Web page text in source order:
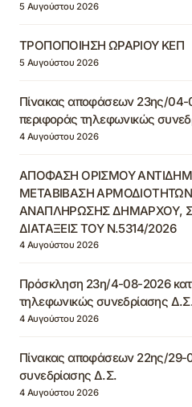
5 Αυγούστου 2026
ΤΡΟΠΟΠΟΙΗΣΗ ΩΡΑΡΙΟΥ ΚΕΠ
5 Αυγούστου 2026
Πίνακας αποφάσεων 23ης/04-
περιφοράς τηλεφωνικώς
4 Αυγούστου 2026
ΑΠΟΦΑΣΗ ΟΡΙΣΜΟΥ
ΜΕΤΑΒΙΒΑΣΗ
ΑΝΑΠΛΗΡΩΣΗΣ ΔΗΜΑΡΧΟΥ,
ΔΙΑΤΑΞΕΙΣ ΤΟΥ Ν.5314/2026
4 Αυγούστου 2026
Πρόσκληση 23η/4-08-2026
τηλεφωνικώς συνεδρίασης
4 Αυγούστου 2026
Πίνακας αποφάσεων 22ης/29-
συνεδρίασης Δ.Σ.
4 Αυγούστου 2026